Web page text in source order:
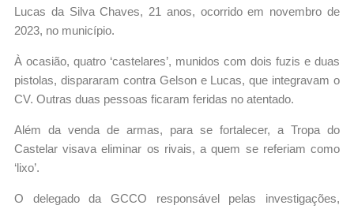
Lucas da Silva Chaves, 21 anos, ocorrido em novembro de
2023, no município.
À ocasião, quatro ‘castelares’, munidos com dois fuzis e duas
pistolas, dispararam contra Gelson e Lucas, que integravam o
CV. Outras duas pessoas ficaram feridas no atentado.
Além da venda de armas, para se fortalecer, a Tropa do
Castelar visava eliminar os rivais, a quem se referiam como
‘lixo’.
O delegado da GCCO responsável pelas investigações,